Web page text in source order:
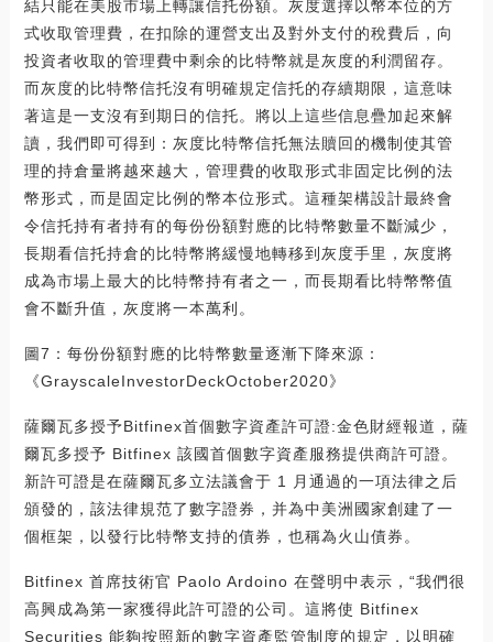
結只能在美股市場上轉讓信托份額。灰度選擇以幣本位的方
式收取管理費，在扣除的運營支出及對外支付的稅費后，向
投資者收取的管理費中剩余的比特幣就是灰度的利潤留存。
而灰度的比特幣信托沒有明確規定信托的存續期限，這意味
著這是一支沒有到期日的信托。將以上這些信息疊加起來解
讀，我們即可得到：灰度比特幣信托無法贖回的機制使其管
理的持倉量將越來越大，管理費的收取形式非固定比例的法
幣形式，而是固定比例的幣本位形式。這種架構設計最終會
令信托持有者持有的每份份額對應的比特幣數量不斷減少，
長期看信托持倉的比特幣將緩慢地轉移到灰度手里，灰度將
成為市場上最大的比特幣持有者之一，而長期看比特幣幣值
會不斷升值，灰度將一本萬利。
圖7：每份份額對應的比特幣數量逐漸下降來源：
《GrayscaleInvestorDeckOctober2020》
薩爾瓦多授予Bitfinex首個數字資產許可證:金色財經報道，薩
爾瓦多授予 Bitfinex 該國首個數字資產服務提供商許可證。
新許可證是在薩爾瓦多立法議會于 1 月通過的一項法律之后
頒發的，該法律規范了數字證券，并為中美洲國家創建了一
個框架，以發行比特幣支持的債券，也稱為火山債券。
Bitfinex 首席技術官 Paolo Ardoino 在聲明中表示，“我們很
高興成為第一家獲得此許可證的公司。這將使 Bitfinex
Securities 能夠按照新的數字資產監管制度的規定，以明確